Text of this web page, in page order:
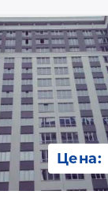
Цена: